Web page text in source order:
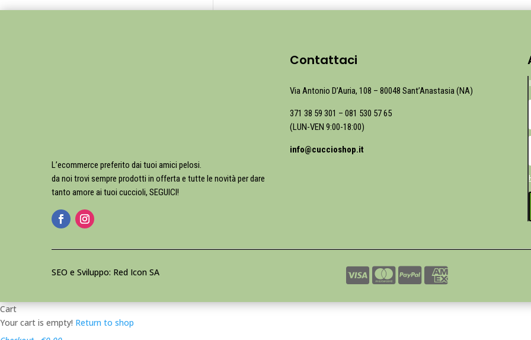
L’ecommerce preferito dai tuoi amici pelosi.
da noi trovi sempre prodotti in offerta e tutte le novità per dare
tanto amore ai tuoi cuccioli, SEGUICI!
Contattaci
Via Antonio D’Auria, 108 – 80048 Sant’Anastasia (NA)
371 38 59 301 – 081 530 57 65
(LUN-VEN 9:00-18:00)
info@cuccioshop.it
SEO e Sviluppo: Red Icon SA
Cart
Your cart is empty! Return to shop